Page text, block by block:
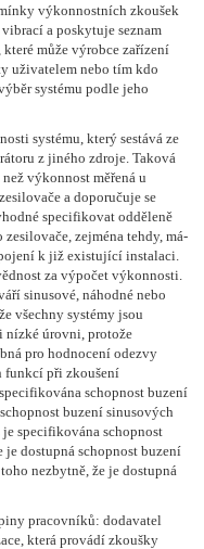
výkonnostních zkoušek
a poskytuje seznam
může výrobce zařízení
uživatelem nebo tím kdo
systému podle jeho
systému, který sestává ze
z jiného zdroje. Taková
výkonnost měřená u
a doporučuje se
specifikovat odděleně
zejména tehdy, má-
k již existující instalaci.
za výpočet výkonnosti.
sinusové, náhodné nebo
všechny systémy jsou
nízké úrovni, protože
pro hodnocení odezvy
funkcí při zkoušení
schopnost buzení
buzení sinusových
specifikována schopnost
dostupná schopnost buzení
nezbytně, že je dostupná
pracovníků: dodavatel
která provádí zkoušky